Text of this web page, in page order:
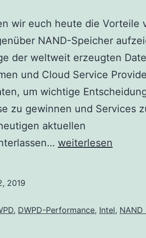
wir euch heute die Vorteile
NAND-Speicher
der weltweit erzeugten
und Cloud Service
um wichtige
zu gewinnen und Services
aktuellen
Die
Optane™
weiterlesen
2019
, DWPD-Performance, Intel, NAND